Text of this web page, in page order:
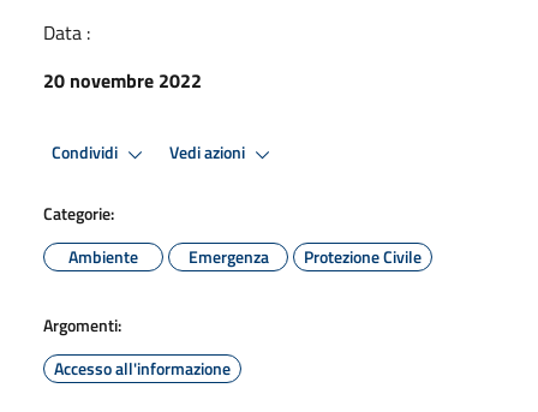
Data :
20 novembre 2022
Condividi Vedi azioni
Categorie:
Ambiente
Emergenza Protezione Civile
Argomenti:
Accesso all'informazione